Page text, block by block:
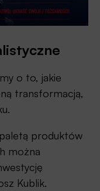
o to, jakie
transformacją,
produktów
można
Kublik.